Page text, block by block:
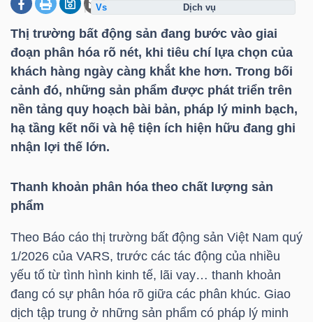
dịch vụ
Thị trường bất động sản đang bước vào giai
đoạn phân hóa rõ nét, khi tiêu chí lựa chọn của
khách hàng ngày càng khắt khe hơn. Trong bối
cảnh đó, những sản phẩm được phát triển trên
nền tảng quy hoạch bài bản, pháp lý minh bạch,
hạ tầng kết nối và hệ tiện ích hiện hữu đang ghi
nhận lợi thế lớn.
Thanh khoản phân hóa theo chất lượng sản
phẩm
Theo Báo cáo thị trường bất động sản Việt Nam quý
1/2026 của VARS, trước các tác động của nhiều
yếu tố từ tình hình kinh tế, lãi vay… thanh khoản
đang có sự phân hóa rõ giữa các phân khúc. Giao
dịch tập trung ở những sản phẩm có pháp lý minh
DOANH
NGHIỆP
ĐỘNG
CHÍNH
HÀNG